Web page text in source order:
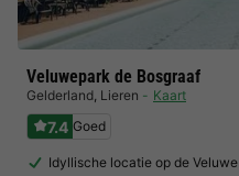
Veluwepark de Bosgraaf
Gelderland, Lieren Kaart
7.4 Goed
Idyllische locatie op de Veluwe